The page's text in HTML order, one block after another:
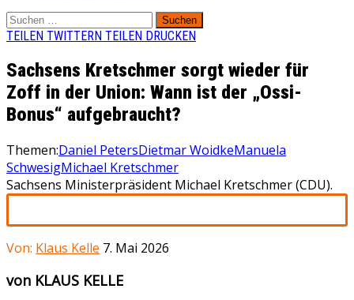
Suchen
nach:
TEILEN TWITTERN TEILEN DRUCKEN
Sachsens Kretschmer sorgt wieder für
Zoff in der Union: Wann ist der „Ossi-
Bonus“ aufgebraucht?
Themen:Daniel PetersDietmar WoidkeManuela
SchwesigMichael Kretschmer
Sachsens Ministerpräsident Michael Kretschmer (CDU).
Von: Klaus Kelle 7. Mai 2026
von KLAUS KELLE